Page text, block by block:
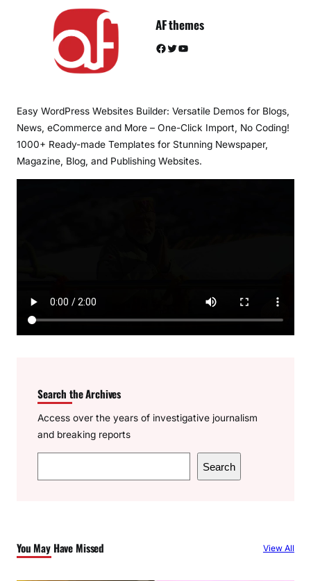
AF themes
Facebook Twitter YouTube
Easy WordPress Websites Builder: Versatile Demos for Blogs,
News, eCommerce and More – One-Click Import, No Coding!
1000+ Ready-made Templates for Stunning Newspaper,
Magazine, Blog, and Publishing Websites.
Search the Archives
Access over the years of investigative journalism
and breaking reports
e
h
Search
You May Have Missed View All